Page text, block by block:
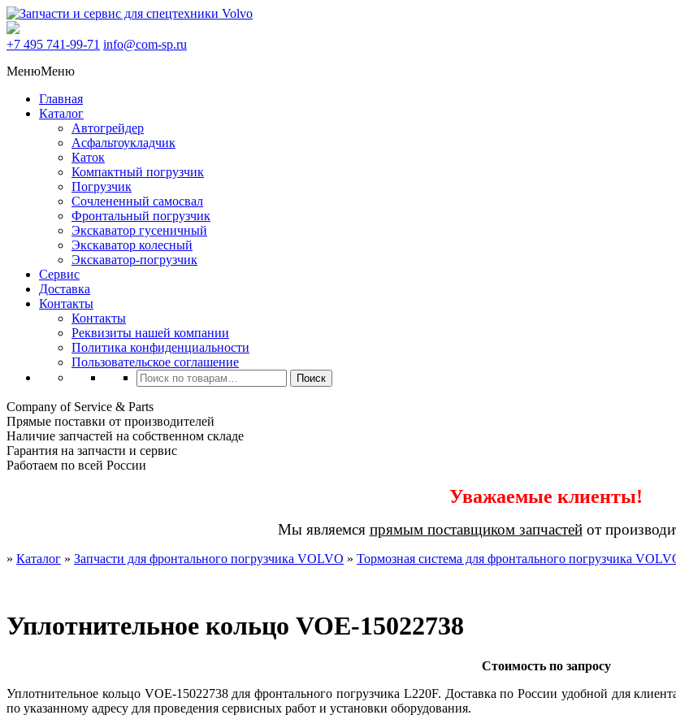
+7 495 741-99-71 info@com-sp.ru
МенюМеню
Главная
Каталог
Автогрейдер
Асфальтоукладчик
Каток
Компактный погрузчик
Погрузчик
Сочлененный самосвал
Фронтальный погрузчик
Экскаватор гусеничный
Экскаватор колесный
Экскаватор-погрузчик
Сервис
Доставка
Контакты
Контакты
Реквизиты нашей компании
Политика конфиденциальности
Пользовательское соглашение
Искать:
Поиск
Company of Service & Parts
Прямые поставки от производителей
Наличие запчастей на собственном складе
Гарантия на запчасти и сервис
Работаем по всей России
Уважаемые клиенты!
Мы являемся прямым поставщиком запчастейот
» Каталог » Запчасти для фронтального погрузчика VOLVO » Тормозная система для фронтального погрузчика
Уплотнительное кольцо VOE-15022738
Стоимость по запросу
Уплотнительное кольцо VOE-15022738 для фронтального погрузчика L220F. Доставка по России удобной для
по указанному адресу для проведения сервисных работ и установки оборудования.